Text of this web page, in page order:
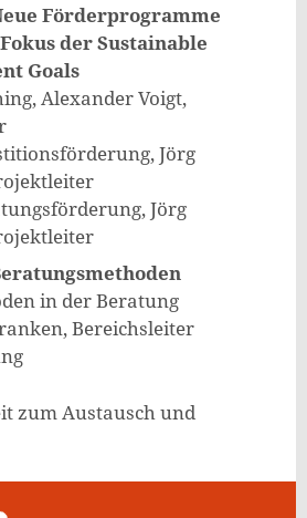
Förderprogramme
der Sustainable
Goals
Alexander Voigt,
Jörg
Jörg
in der Beratung
Bereichsleiter
zum Austausch und